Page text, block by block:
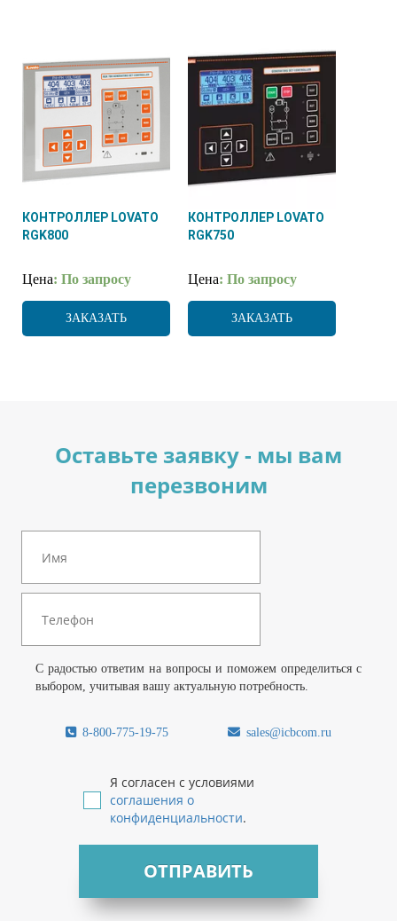
КОНТРОЛЛЕР LOVATO
RGK800
Цена: По запросу
ЗАКАЗАТЬ
КОНТРОЛЛЕР LOVATO
RGK750
Цена: По запросу
ЗАКАЗАТЬ
Оставьте заявку - мы вам
перезвоним
С радостью ответим на вопросы и поможем определиться с
выбором, учитывая вашу актуальную потребность.
8-800-775-19-75 sales@icbcom.ru
Я согласен с условиями
соглашения о
конфиденциальности.
ОТПРАВИТЬ